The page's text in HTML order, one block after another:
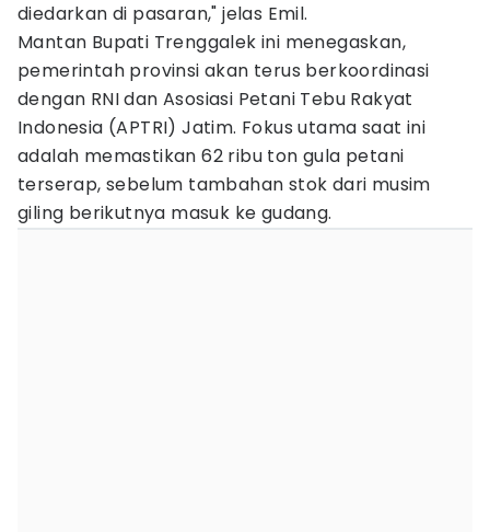
diedarkan di pasaran," jelas Emil.
Mantan Bupati Trenggalek ini menegaskan,
pemerintah provinsi akan terus berkoordinasi
dengan RNI dan Asosiasi Petani Tebu Rakyat
Indonesia (APTRI) Jatim. Fokus utama saat ini
adalah memastikan 62 ribu ton gula petani
terserap, sebelum tambahan stok dari musim
giling berikutnya masuk ke gudang.